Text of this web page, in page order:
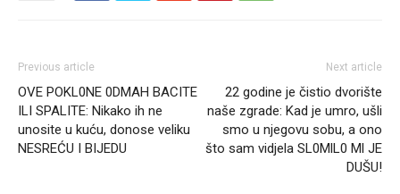
Previous article
OVE POKL0NE 0DMAH BACITE
ILI SPALITE: Nikako ih ne
unosite u kuću, donose veliku
NESREĆU I BIJEDU
Next article
22 godine je čistio dvorište
naše zgrade: Kad je umro, ušli
smo u njegovu sobu, a ono
što sam vidjela SL0MlL0 Ml JE
DUŠU!